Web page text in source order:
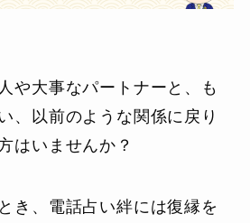
や大事なパートナーと、も
、以前のような関係に戻り
はいませんか？
き、電話占い絆には復縁を